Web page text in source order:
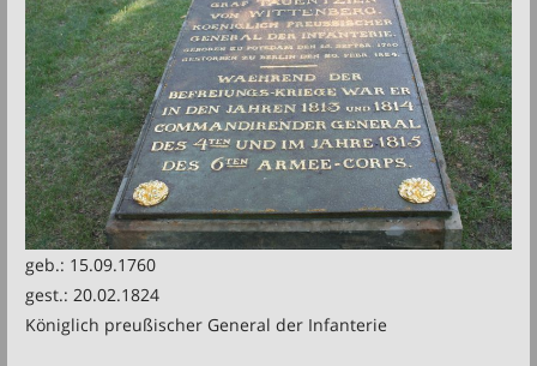
geb.: 15.09.1760
gest.: 20.02.1824
Königlich preußischer General der Infanterie